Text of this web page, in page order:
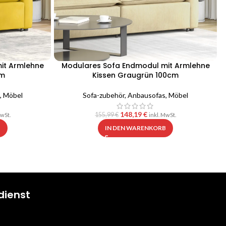
Armlehne
, Möbel
Modulares Sofa Endmodul mit Armlehne
Kissen Graugrün 100cm
Sofa-zubehör,Anbausofas,Möbel
155,99€ 148,19€ inkl. MwSt.
IN DEN WARENKORB